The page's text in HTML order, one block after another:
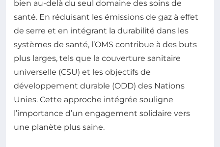
bien au-delà du seul domaine des soins de
santé. En réduisant les émissions de gaz à effet
de serre et en intégrant la durabilité dans les
systèmes de santé, l’OMS contribue à des buts
plus larges, tels que la couverture sanitaire
universelle (CSU) et les objectifs de
développement durable (ODD) des Nations
Unies. Cette approche intégrée souligne
l’importance d’un engagement solidaire vers
une planète plus saine.